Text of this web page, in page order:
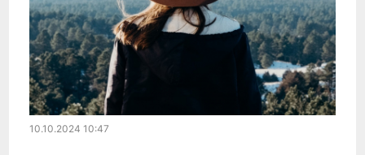
10.10.2024 10:47